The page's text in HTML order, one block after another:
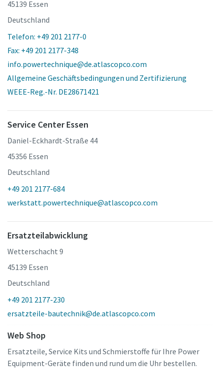
45139 Essen
Deutschland
Telefon: +49 201 2177-0
Fax: +49 201 2177-348
info.powertechnique@de.atlascopco.com
Allgemeine Geschäftsbedingungen und Zertifizierung
WEEE-Reg.-Nr. DE28671421
Service Center Essen
Daniel-Eckhardt-Straße 44
45356 Essen
Deutschland
+49 201 2177-684
werkstatt.powertechnique@atlascopco.com
Ersatzteilabwicklung
Wetterschacht 9
45139 Essen
Deutschland
+49 201 2177-230
ersatzteile-bautechnik@de.atlascopco.com
Web Shop
Ersatzteile, Service Kits und Schmierstoffe für Ihre Power
Equipment-Geräte finden und rund um die Uhr bestellen.